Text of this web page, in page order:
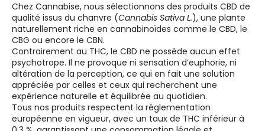
Chez Cannabise, nous sélectionnons des produits CBD de
qualité issus du chanvre (Cannabis Sativa L.), une plante
naturellement riche en cannabinoïdes comme le CBD, le
CBG ou encore le CBN.
Contrairement au THC, le CBD ne possède aucun effet
psychotrope. Il ne provoque ni sensation d’euphorie, ni
altération de la perception, ce qui en fait une solution
appréciée par celles et ceux qui recherchent une
expérience naturelle et équilibrée au quotidien.
Tous nos produits respectent la réglementation
européenne en vigueur, avec un taux de THC inférieur à